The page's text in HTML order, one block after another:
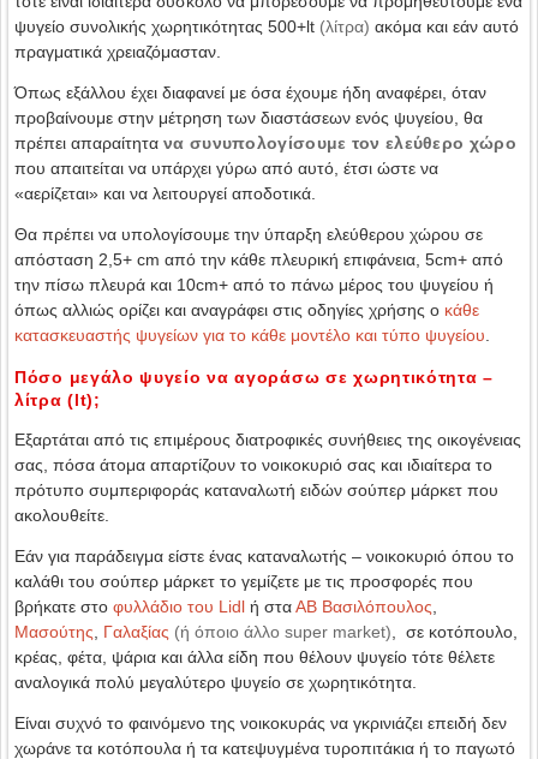
ψυγείο συνολικής χωρητικότητας 500+lt (λίτρα) ακόμα και εάν αυτό
πραγματικά χρειαζόμασταν.
Όπως εξάλλου έχει διαφανεί με όσα έχουμε ήδη αναφέρει, όταν
προβαίνουμε στην μέτρηση των διαστάσεων ενός ψυγείου, θα
πρέπει απαραίτητα να συνυπολογίσουμε τον ελεύθερο χώρο
που απαιτείται να υπάρχει γύρω από αυτό, έτσι ώστε να
«αερίζεται» και να λειτουργεί αποδοτικά.
Θα πρέπει να υπολογίσουμε την ύπαρξη ελεύθερου χώρου σε
απόσταση 2,5+ cm από την κάθε πλευρική επιφάνεια, 5cm+ από
την πίσω πλευρά και 10cm+ από το πάνω μέρος του ψυγείου ή
όπως αλλιώς ορίζει και αναγράφει στις οδηγίες χρήσης ο κάθε
κατασκευαστής ψυγείων για το κάθε μοντέλο και τύπο ψυγείου
Πόσο μεγάλο ψυγείο να αγοράσω σε χωρητικότητα –
λίτρα (lt);
Εξαρτάται από τις επιμέρους διατροφικές συνήθειες της οικογένειας
σας, πόσα άτομα απαρτίζουν το νοικοκυριό σας και ιδιαίτερα το
πρότυπο συμπεριφοράς καταναλωτή ειδών σούπερ μάρκετ που
ακολουθείτε.
Εάν για παράδειγμα είστε ένας καταναλωτής – νοικοκυριό όπου το
καλάθι του σούπερ μάρκετ το γεμίζετε με τις προσφορές που
βρήκατε στο φυλλάδιο του Lidl ή σταΑΒ Βασιλόπουλος
Μασούτης
Γαλαξίας (ή όποιο άλλο super market) , σε κοτόπουλο,
κρέας, φέτα, ψάρια και άλλα είδη που θέλουν ψυγείο τότε θέλετε
αναλογικά πολύ μεγαλύτερο ψυγείο σε χωρητικότητα.
Είναι συχνό το φαινόμενο της νοικοκυράς να γκρινιάζει επειδή δεν
χωράνε τα κοτόπουλα ή τα κατεψυγμένα τυροπιτάκια ή το παγωτό